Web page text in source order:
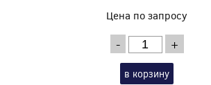
Цена по запросу
- +
в корзину